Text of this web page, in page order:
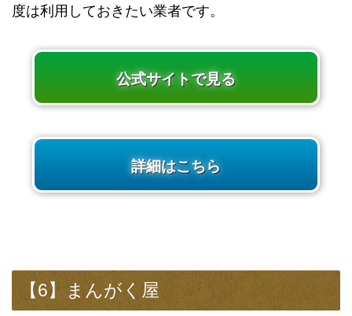
度は利用しておきたい業者です。
公式サイトで見る
詳細はこちら
【6】まんがく屋